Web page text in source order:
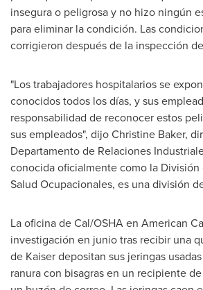
insegura o peligrosa y no hizo ningún
para eliminar la condición. Las
corrigieron después de la inspección
"Los trabajadores hospitalarios se
conocidos todos los días, y sus
responsabilidad de reconocer estos
sus empleados", dijoChristine Baker,
Departamento de Relaciones
conocida oficialmente como la División
Salud Ocupacionales, es una división
La oficina de Cal/OSHA en American
investigación en junio tras recibir una
de Kaiser depositan sus jeringas
ranura con bisagras en un recipiente